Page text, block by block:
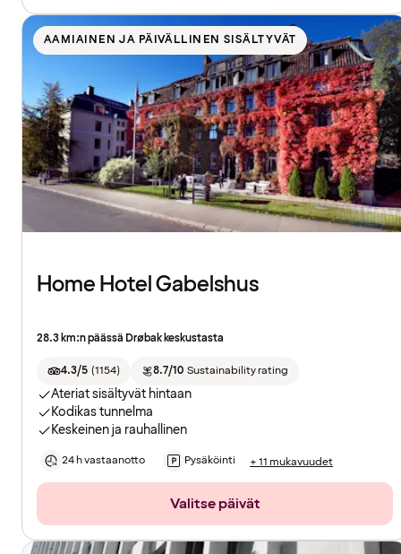
AAMIAINEN JA PÄIVÄLLINEN SISÄLTYVÄT
Home Hotel Gabelshus
28.3 km:n päässä Drøbak keskustasta
4.3/5 (1154) 8.7/10 Sustainability rating
Ateriat sisältyvät hintaan
Kodikas tunnelma
Keskeinen ja rauhallinen
24 h vastaanotto Pysäköinti + 11 mukavuudet
Valitse päivät